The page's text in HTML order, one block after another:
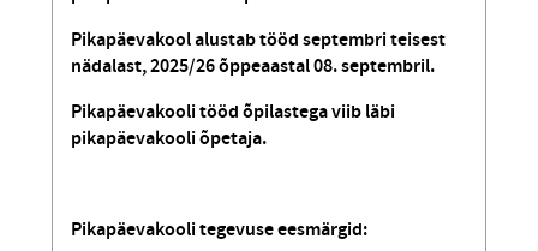
Pikapäevakool alustab tööd septembri teisest
nädalast, 2025/26 õppeaastal 08. septembril.
Pikapäevakooli tööd õpilastega viib läbi
pikapäevakooli õpetaja.
Pikapäevakooli tegevuse eesmärgid: